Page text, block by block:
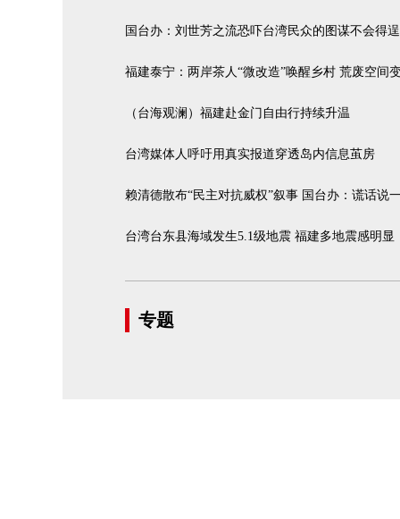
国台办：刘世芳之流恐吓台湾民众的图谋不会得逞
福建泰宁：两岸茶人“微改造”唤醒乡村 荒废空间
（台海观澜）福建赴金门自由行持续升温
台湾媒体人呼吁用真实报道穿透岛内信息茧房
赖清德散布“民主对抗威权”叙事 国台办：谎话说
台湾台东县海域发生5.1级地震 福建多地震感明显
专题